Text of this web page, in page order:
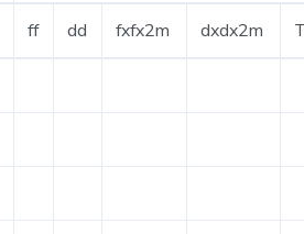
ff dd fxfx2m dxdx2m